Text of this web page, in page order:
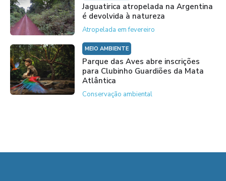
Jaguatirica atropelada na Argentina
é devolvida à natureza
Atropelada em fevereiro
MEIO AMBIENTE
Parque das Aves abre inscrições
para Clubinho Guardiões da Mata
Atlântica
Conservação ambiental